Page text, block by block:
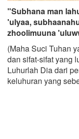
"Subhana man
'ulyaa,
zhoolimuuna
(Maha Suci Tuhan
dan sifat-sifat yang
Luhurlah Dia dari
keluhuran yang